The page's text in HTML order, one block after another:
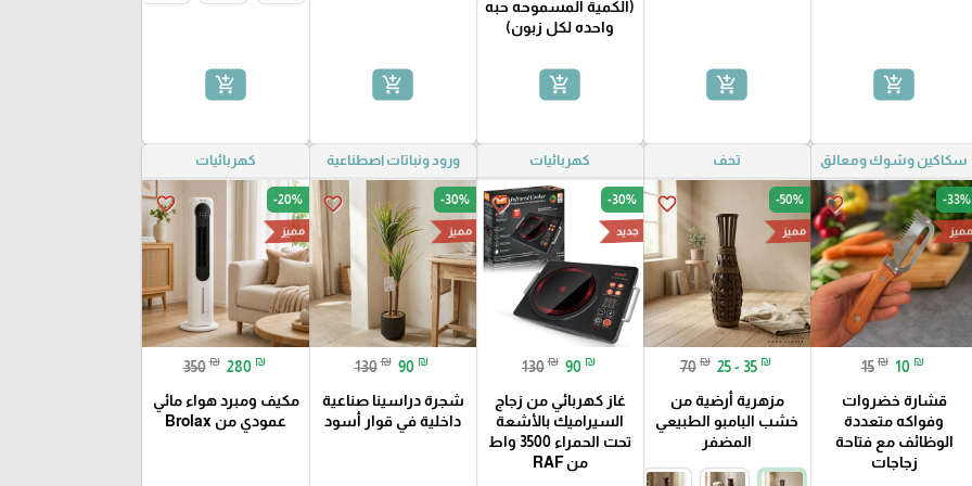
add_shopping_cart
add_shopping_cart
(الكمية المسموحه حبه
واحده لكل زبون)
add_shopping_cart
add_shopping_cart
add_shopping_cart
سكاكين وشوك ومعالق
favorite_border -33%
مميز
15 ₪ 10 ₪
قشارة خضروات
وفواكه متعددة
الوظائف مع فتاحة
زجاجات
تحف
favorite_border -50%
مميز
70 ₪ 25 - 35 ₪
مزهرية أرضية من
خشب البامبو الطبيعي
المضفر
كهربائيات
favorite_border -30%
جديد
130 ₪ 90 ₪
غاز كهربائي من زجاج
السيراميك بالأشعة
تحت الحمراء 3500 واط
من RAF
ورود ونباتات اصطناعية
favorite_border -30%
مميز
130 ₪ 90 ₪
شجرة دراسينا صناعية
داخلية في قوار أسود
كهربائيات
favorite_border -20%
مميز
350 ₪ 280 ₪
مكيف ومبرد هواء مائي
عمودي من Brolax